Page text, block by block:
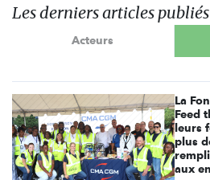
Les derniers articles publiés
Acteurs
La
Feed
leurs
plus
aux